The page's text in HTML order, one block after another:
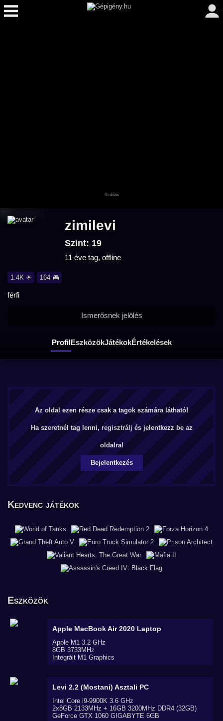
zimilevi
Szint: 19
11 éve tag, offline
1.4K ☀ 164 🎮
férfi
ProfilEszközökJátékokÉrtékelések
Ismerősnek jelölés
Az oldal ezen része csak a tagok számára látható!
Ha szeretnél tag lenni, regisztrálj és jelentkezz be az
oldalra!
Bejelentkezés
Kedvenc játékok
Eszközök
Apple MacBook Air 2020 Laptop
Apple M1 3.2 GHz
8GB 3733MHz
Integrált M1 Graphics
Levi 2.2 (Mostani) Asztali PC
Intel Core i9-9900K 3.6 GHz
2x8GB 2133MHz + 16GB 3200MHz DDR4 (32GB)
GeForce GTX 1060 GIGABYTE 6GB